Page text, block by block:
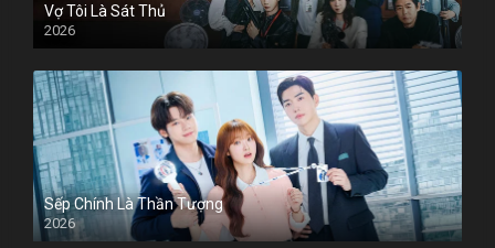
Vợ Tôi Là Sát Thủ
2026
Sếp Chính Là Thần Tượng
2026